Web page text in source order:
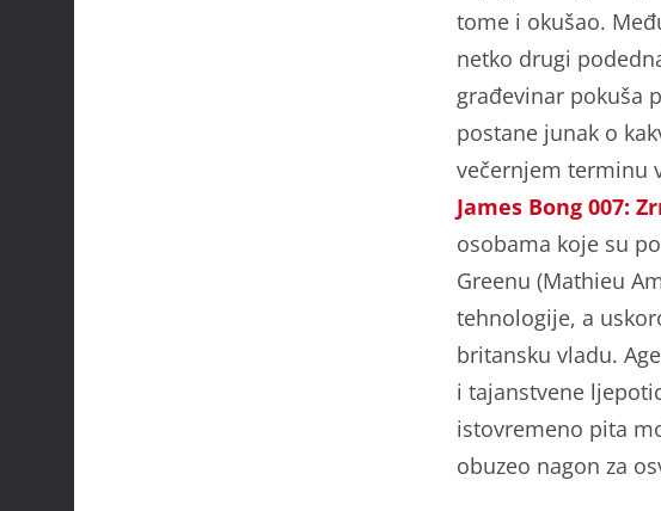
tome i okušao.
netko drugi
građevinar pokuša
postane junak o
večernjem terminu
James Bong 007:
osobama koje su
Greenu (Mathieu
tehnologije, a
britansku vladu.
i tajanstvene
istovremeno pita
obuzeo nagon za